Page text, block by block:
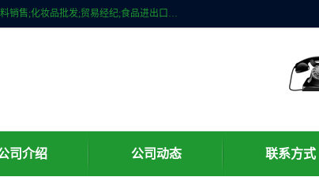
广州维圣橄榄油有限公司成立于2013年，注册地位于广州市白云区。经营范围包括饲料原料销售;畜牧渔业饲料销售;化妆品批发;贸易经纪;食品进出口等，主要产品有：橄榄果渣油，橄榄油，纯橄榄油等。
司介绍 公司动态 联系方式